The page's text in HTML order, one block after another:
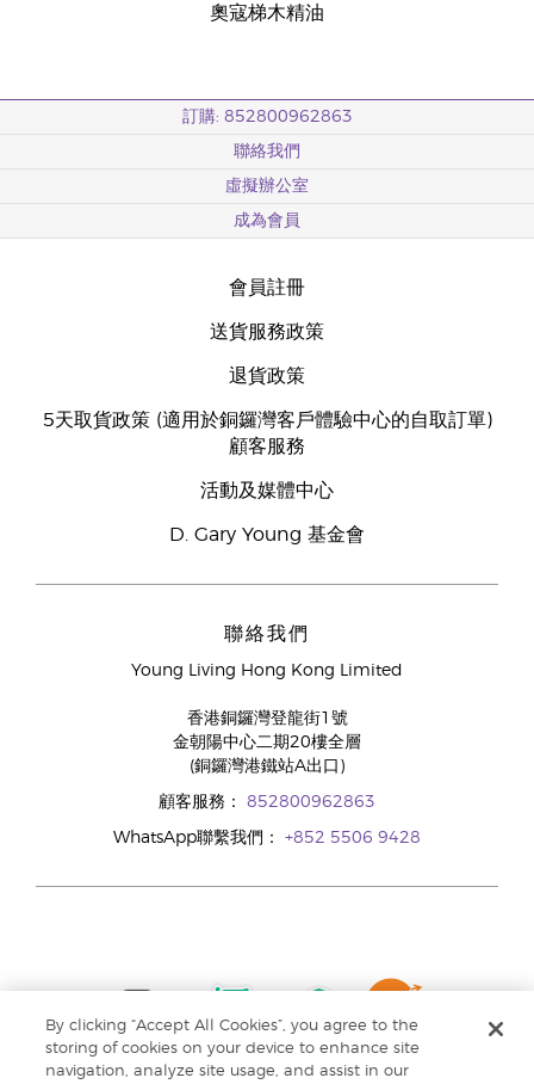
奧寇梯木精油
訂購: 852800962863
聯絡我們
虛擬辦公室
成為會員
會員註冊
送貨服務政策
退貨政策
5天取貨政策 (適用於銅鑼灣客戶體驗中心的自取訂單)
顧客服務
活動及媒體中心
D. Gary Young 基金會
聯絡我們
Young Living Hong Kong Limited
香港銅鑼灣登龍街1號
金朝陽中心二期20樓全層
(銅鑼灣港鐵站A出口)
顧客服務： 852800962863
WhatsApp聯繫我們： +852 5506 9428
By clicking “Accept All Cookies”, you agree to the
storing of cookies on your device to enhance site
navigation, analyze site usage, and assist in our